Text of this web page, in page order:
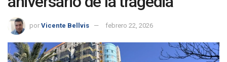
por Vicente Bellvis febrero 22, 2026